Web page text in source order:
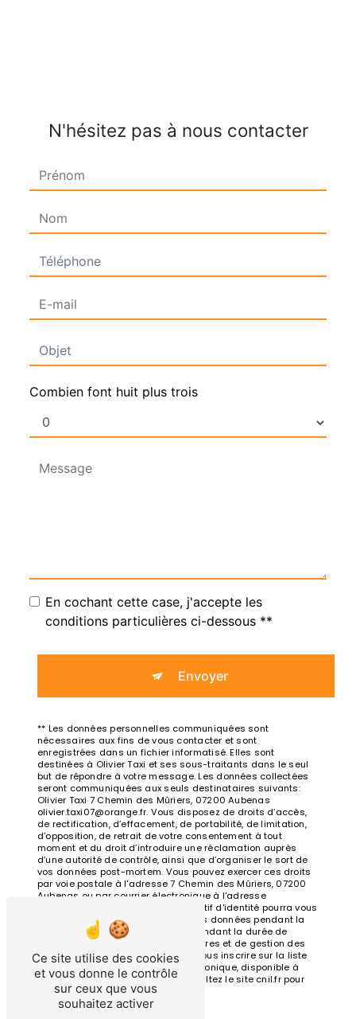
N'hésitez pas à nous contacter
Combien font huit plus trois
En cochant cette case, j'accepte les
conditions particulières ci-dessous **
Envoyer
** Les données personnelles communiquées sont
nécessaires aux fins de vous contacter et sont
enregistrées dans un fichier informatisé. Elles sont
destinées à Olivier Taxi et ses sous-traitants dans le seul
but de répondre à votre message. Les données collectées
seront communiquées aux seuls destinataires suivants:
Olivier Taxi 7 Chemin des Mûriers, 07200 Aubenas
olivier.taxi07@orange.fr. Vous disposez de droits d’accès,
de rectification, d’effacement, de portabilité, de limitation,
d’opposition, de retrait de votre consentement à tout
moment et du droit d’introduire une réclamation auprès
d’une autorité de contrôle, ainsi que d’organiser le sort de
vos données post-mortem. Vous pouvez exercer ces droits
par voie postale à l'adresse 7 Chemin des Mûriers, 07200
Aubenas ou par courrier électronique à l'adresse
olivier.taxi07@orange.fr. Un justificatif d'identité pourra vous
être demandé. Nous conservons vos données pendant la
période de prise de contact puis pendant la durée de
prescription légale aux fins probatoires et de gestion des
contentieux. Vous avez le droit de vous inscrire sur la liste
d'opposition au démarchage téléphonique, disponible à
cette adresse:Bloctel.gouv.fr. Consultez le site cnil.fr pour
plus d’informations sur vos droits.
Ce site utilise des cookies
et vous donne le contrôle
sur ceux que vous
souhaitez activer